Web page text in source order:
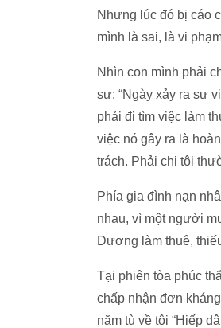
Nhưng lúc đó bị cáo
mình là sai, là vi
Nhìn con mình phải
sự: “Ngày xảy ra sự
phải đi tìm việc làm
việc nó gây ra là
trách. Phải chi tôi
Phía gia đình nạn
nhau, vì một người
Dương làm thuê,
Tại phiên tòa phúc
chấp nhận đơn
năm tù về tội “Hiếp